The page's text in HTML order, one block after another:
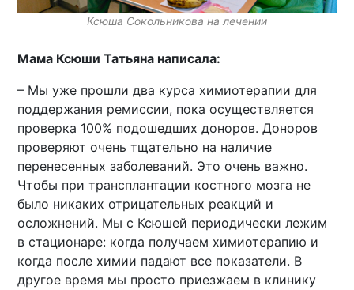
Ксюша Сокольникова на лечении
Мама Ксюши Татьяна написала:
– Мы уже прошли два курса химиотерапии для
поддержания ремиссии, пока осуществляется
проверка 100% подошедших доноров. Доноров
проверяют очень тщательно на наличие
перенесенных заболеваний. Это очень важно.
Чтобы при трансплантации костного мозга не
было никаких отрицательных реакций и
осложнений. Мы с Ксюшей периодически лежим
в стационаре: когда получаем химиотерапию и
когда после химии падают все показатели. В
другое время мы просто приезжаем в клинику